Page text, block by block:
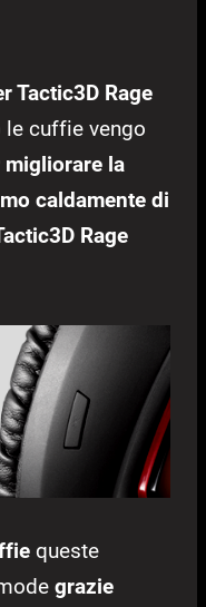
Tactic3D Rage
cuffie vengo
migliorare la
caldamente di
Rage
queste
grazie